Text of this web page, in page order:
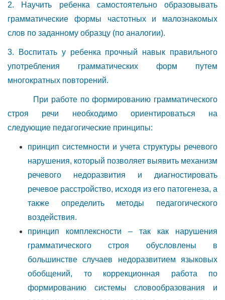
2. Научить ребенка самостоятельно образовывать
грамматические формы частотных и малознакомых
слов по заданному образцу (по аналогии).
3. Воспитать у ребенка прочный навык правильного
употребления грамматических форм путем
многократных повторений.
При работе по формированию грамматического
строя речи необходимо ориентироваться на
следующие педагогические принципы:
принцип системности и учета структуры речевого
нарушения, который позволяет выявить механизм
речевого недоразвития и диагностировать
речевое расстройство, исходя из его патогенеза, а
также определить методы педагогического
воздействия.
принцип комплексности – так как нарушения
грамматического строя обусловлены в
большинстве случаев недоразвитием языковых
обобщений, то коррекционная работа по
формированию системы словообразования и